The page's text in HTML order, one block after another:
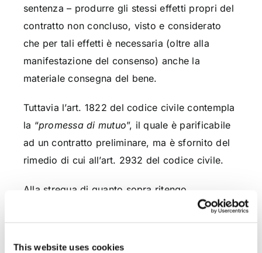
This website uses cookies
sentenza – produrre gli stessi effetti propri del
contratto non concluso, visto e considerato
che per tali effetti è necessaria (oltre alla
manifestazione del consenso) anche la
materiale consegna del bene.
Tuttavia l’art. 1822 del codice civile contempla
la “promessa di mutuo”, il quale è parificabile
ad un contratto preliminare, ma è sfornito del
rimedio di cui all’art. 2932 del codice civile.
Alla stregua di quanto sopra ritengo
inapplicabile, nel caso di specie, il rimedio di
di intraprendere nei confronti della finanziaria